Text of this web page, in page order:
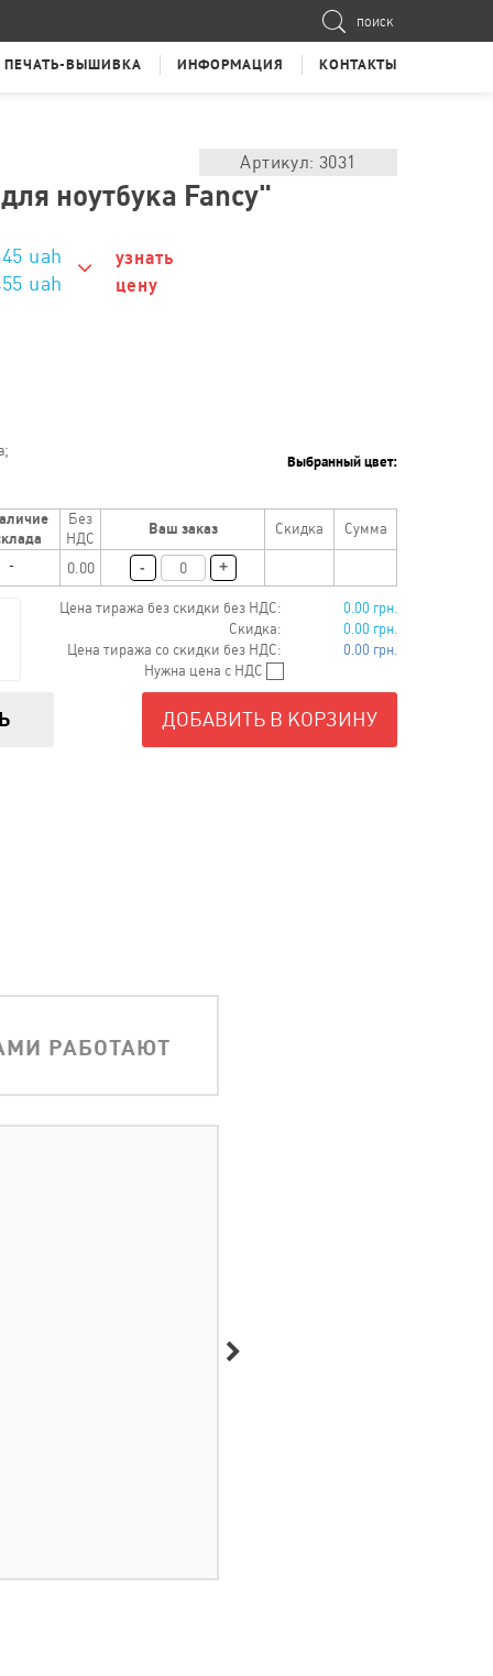
ПОИСК
ПЕЧАТЬ-ВЫШИВКА ИНФОРМАЦИЯ КОНТАКТЫ
Артикул: 3031
ноутбука Fancy"
uah
uah
uah
uah
узнать
цену
Выбранный цвет:
Без
НДС
Ваш заказ Скидка Сумма
0.00 - +
Цена тиража без скидки без НДС:
0.00 грн.
Скидка:
0.00 грн.
Цена тиража со скидки без НДС:
0.00 грн.
Нужна цена с НДС
ДОБАВИТЬ В КОРЗИНУ
РАБОТАЮТ